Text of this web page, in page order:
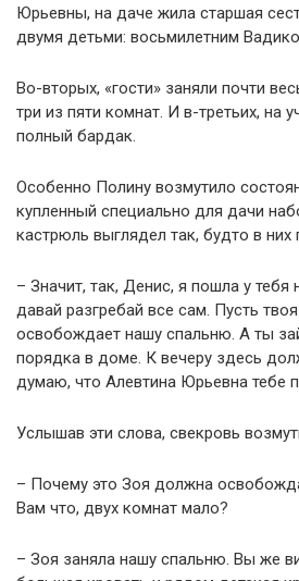
Юрьевны, на даче жила старшая
двумя детьми: восьмилетним
Во-вторых, «гости» заняли почти
три из пяти комнат. И в-третьих, на
полный бардак.
Особенно Полину возмутило
купленный специально для дачи
кастрюль выглядел так, будто в них
– Значит, так, Денис, я пошла у тебя
давай разгребай все сам. Пусть
освобождает нашу спальню. А ты
порядка в доме. К вечеру здесь
думаю, что Алевтина Юрьевна тебе
Услышав эти слова, свекровь
– Почему это Зоя должна
Вам что, двух комнат мало?
– Зоя заняла нашу спальню. Вы же